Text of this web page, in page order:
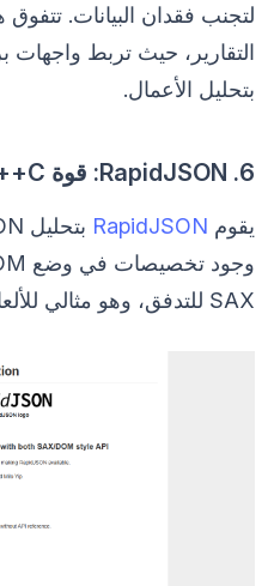
لتجنب فقدان البيانات.
بتحليل الأعمال.
6. RapidJSON: قوة C++ للأداء
يقوم RapidJSON
SAX للتدفق، وهو مثالي للألعاب أو الأنظمة المدمجة.